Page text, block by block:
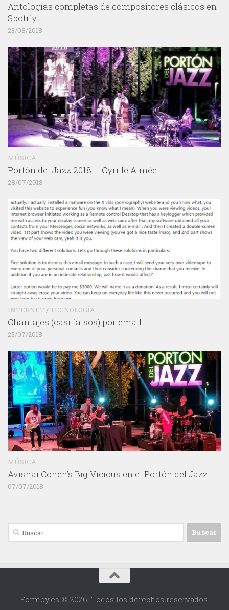
Antologías completas de compositores clásicos en
Spotify
23/08/2018
MÚSICA
Portón del Jazz 2018 – Cyrille Aimée
28/07/2018
INTERNET / TECNOLOGÍA
Chantajes (casi falsos) por email
25/07/2018
MÚSICA
Avishai Cohen’s Big Vicious en el Portón del Jazz
07/07/2018
Buscar:
Formby.es © 2026. Todos los derechos reservados.